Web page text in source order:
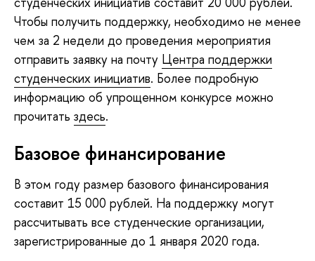
Чтобы получить поддержку, необходимо не менее
чем за 2 недели до проведения мероприятия
отправить заявку на почту Центра поддержки
студенческих инициатив. Более подробную
информацию об упрощенном конкурсе можно
прочитать здесь.
Базовое финансирование
В этом году размер базового финансирования
составит 15 000 рублей. На поддержку могут
рассчитывать все студенческие организации,
зарегистрированные до 1 января 2020 года.